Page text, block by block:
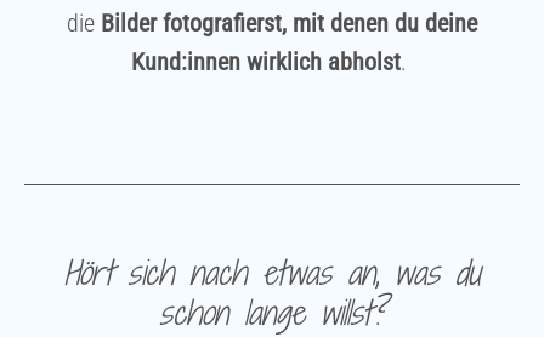
die Bilder fotografierst, mit denen du deine
Kund:innen wirklich abholst.
Hört sich nach etwas an, was du
schon lange willst?